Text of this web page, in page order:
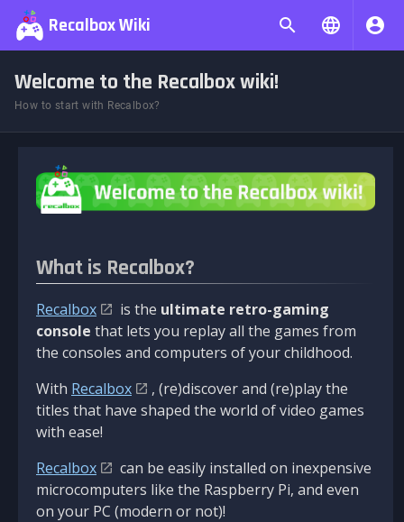
Recalbox Wiki
Welcome to the Recalbox wiki!
How to start with Recalbox?
What is Recalbox?
Recalbox is the ultimate retro-gaming
console that lets you replay all the games from
the consoles and computers of your childhood.
With Recalbox
, (re)discover and (re)play the
titles that have shaped the world of video games
with ease!
Recalbox
can be easily installed on inexpensive
microcomputers like the Raspberry Pi, and even
on your PC (modern or not)!